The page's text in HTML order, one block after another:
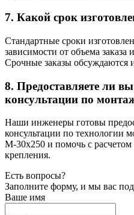
7. Какой срок
Стандартные сроки
зависимости от объема
Срочные заказы обсуждаются
8. Предоставляете ли
консультации по
Наши инженеры готовы
консультации по технологии
М-30х250 и помочь с
крепления.
Есть вопросы?
Заполните форму, и мы вас
Ваше имя